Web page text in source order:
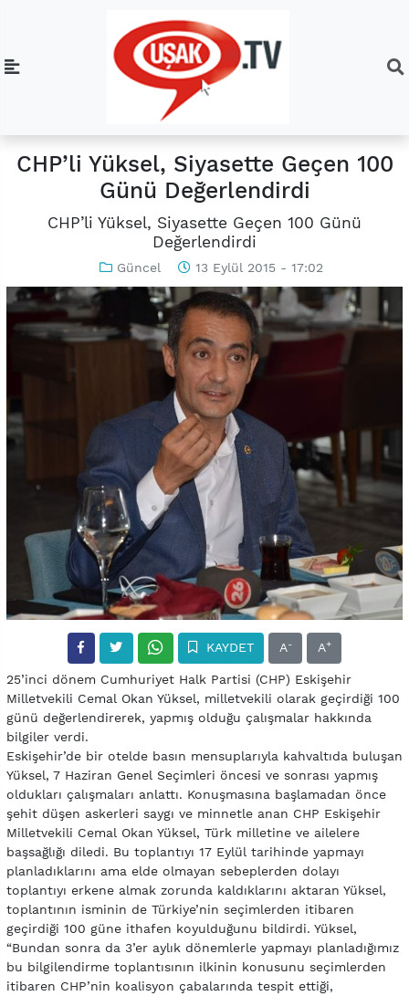
CHP’li Yüksel, Siyasette Geçen 100
Günü Değerlendirdi
CHP’li Yüksel, Siyasette Geçen 100 Günü
Değerlendirdi
Güncel 13 Eylül 2015 - 17:02
KAYDET A- A+
25’inci dönem Cumhuriyet Halk Partisi (CHP) Eskişehir
Milletvekili Cemal Okan Yüksel, milletvekili olarak geçirdiği 100
günü değerlendirerek, yapmış olduğu çalışmalar hakkında
bilgiler verdi.
Eskişehir’de bir otelde basın mensuplarıyla kahvaltıda buluşan
Yüksel, 7 Haziran Genel Seçimleri öncesi ve sonrası yapmış
oldukları çalışmaları anlattı. Konuşmasına başlamadan önce
şehit düşen askerleri saygı ve minnetle anan CHP Eskişehir
Milletvekili Cemal Okan Yüksel, Türk milletine ve ailelere
başsağlığı diledi. Bu toplantıyı 17 Eylül tarihinde yapmayı
planladıklarını ama elde olmayan sebeplerden dolayı
toplantıyı erkene almak zorunda kaldıklarını aktaran Yüksel,
toplantının isminin de Türkiye’nin seçimlerden itibaren
geçirdiği 100 güne ithafen koyulduğunu bildirdi. Yüksel,
“Bundan sonra da 3’er aylık dönemlerle yapmayı planladığımız
bu bilgilendirme toplantısının ilkinin konusunu seçimlerden
itibaren CHP’nin koalisyon çabalarında tespit ettiği,